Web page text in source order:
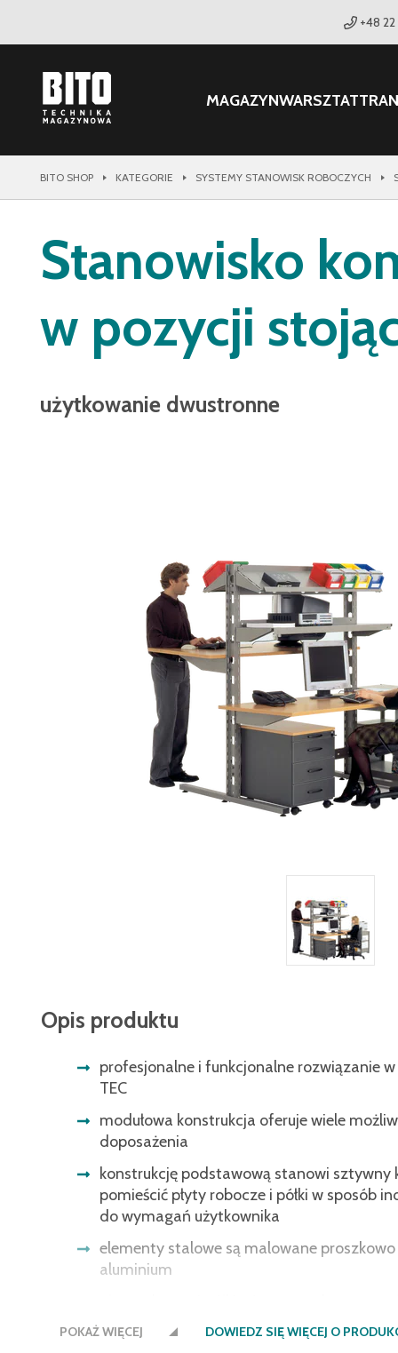
+48
MAGAZYNWARSZTAT
BITO SHOP KATEGORIE SYSTEMY STANOWISK ROBOCZYCH
Stanowisko
w pozycji
użytkowanie dwustronne
Opis produktu
profesjonalne i funkcjonalne rozwiązanie
TEC
modułowa konstrukcja oferuje wiele
doposażenia
konstrukcję podstawową stanowi sztywny
pomieścić płyty robocze i półki w sposób
do wymagań użytkownika
elementy stalowe są malowane
aluminium
melaminowanych, z dekorem bukowym
POKAŻ WIĘCEJ DOWIEDZ SIĘ WIĘCEJ O